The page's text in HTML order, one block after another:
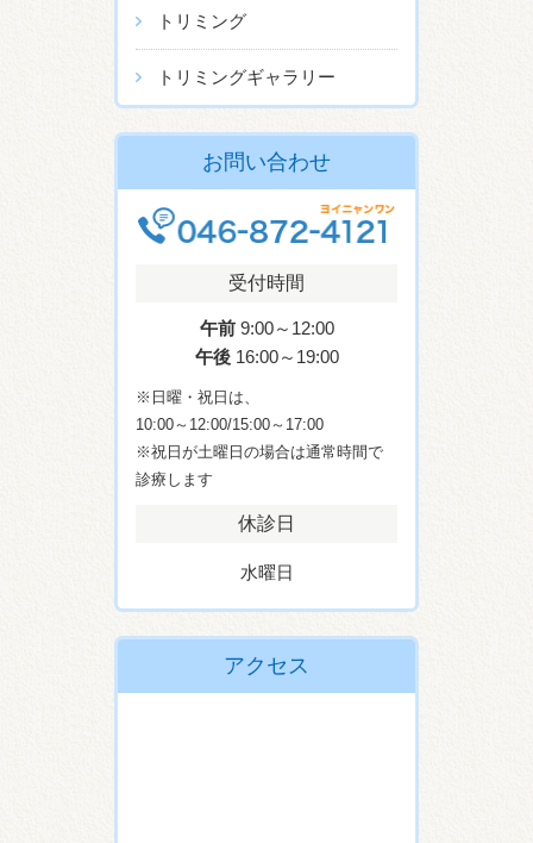
トリミング
トリミングギャラリー
お問い合わせ
受付時間
午前9:00～12:00
午後16:00～19:00
※日曜・祝日は、
10:00～12:00/15:00～17:00
※祝日が土曜日の場合は通常時間で
診療します
休診日
水曜日
アクセス